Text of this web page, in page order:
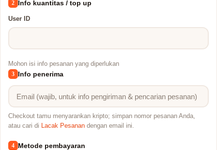
2 Info kuantitas / top up
User ID
Mohon isi info pesanan yang diperlukan
3 Info penerima
Checkout tamu menyarankan kripto; simpan nomor pesanan Anda,
atau cari di Lacak Pesanan dengan email ini.
4 Metode pembayaran